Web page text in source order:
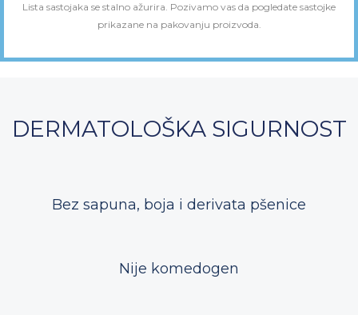
Lista sastojaka se stalno ažurira. Pozivamo vas da pogledate sastojke
prikazane na pakovanju proizvoda.
DERMATOLOŠKA SIGURNOST​
Bez sapuna, boja i derivata pšenice
Nije komedogen